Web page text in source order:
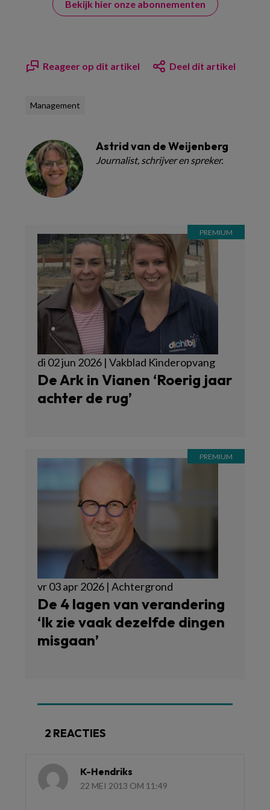
Bekijk hier onze abonnementen
Reageer op dit artikel Deel dit artikel
Management
Astrid van de Weijenberg
Journalist, schrijver en spreker.
di 02 jun 2026 | Vakblad Kinderopvang
De Ark in Vianen ‘Roerig jaar
achter de rug’
vr 03 apr 2026 | Achtergrond
De 4 lagen van verandering
‘Ik zie vaak dezelfde dingen
misgaan’
2 REACTIES
K-Hendriks
22 MEI 2013 OM 11:49